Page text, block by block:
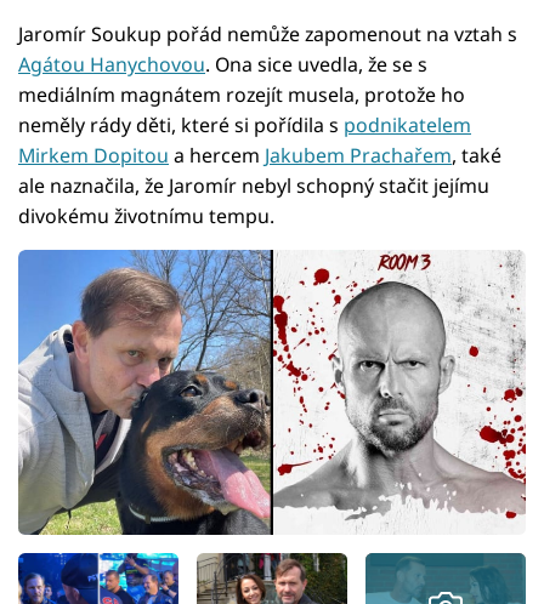
Jaromír Soukup pořád nemůže zapomenout na vztah s
Agátou Hanychovou. Ona sice uvedla, že se s
mediálním magnátem rozejít musela, protože ho
neměly rády děti, které si pořídila s podnikatelem
Mirkem Dopitou a hercem Jakubem Prachařem, také
ale naznačila, že Jaromír nebyl schopný stačit jejímu
divokému životnímu tempu.